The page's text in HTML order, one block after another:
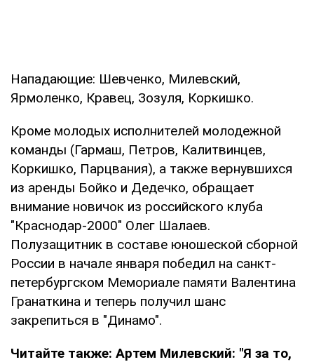
Нападающие: Шевченко, Милевский,
Ярмоленко, Кравец, Зозуля, Коркишко.
Кроме молодых исполнителей молодежной
команды (Гармаш, Петров, Калитвинцев,
Коркишко, Парцвания), а также вернувшихся
из аренды Бойко и Дедечко, обращает
внимание новичок из российского клуба
"Краснодар-2000" Олег Шалаев.
Полузащитник в составе юношеской сборной
России в начале января победил на санкт-
петербургском Мемориале памяти Валентина
Гранаткина и теперь получил шанс
закрепиться в "Динамо".
Читайте также: Артем Милевский: "Я за то,